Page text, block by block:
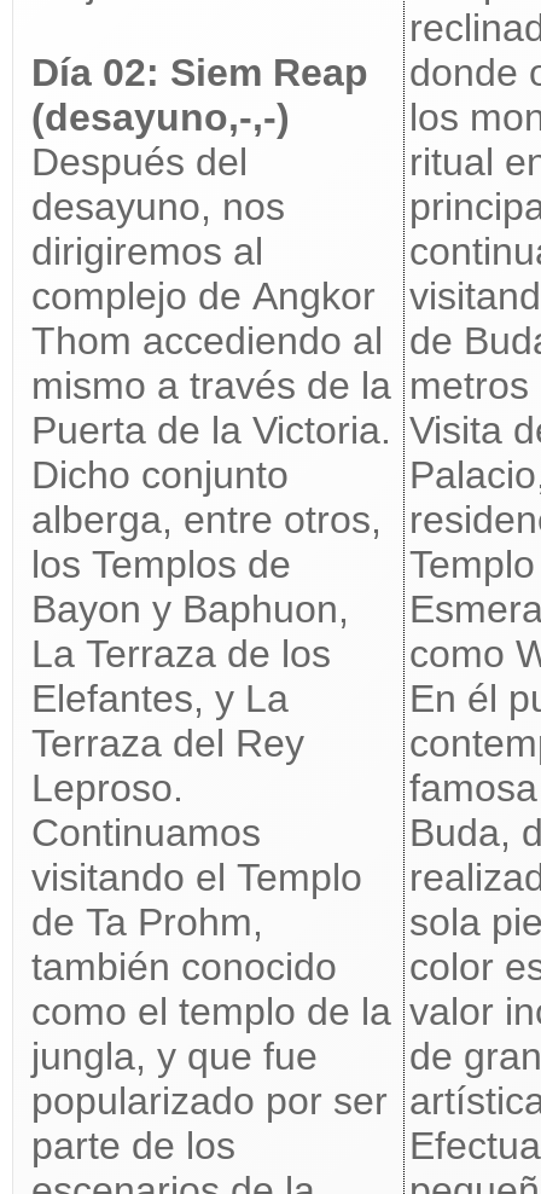
Día 02: Siem Reap
(desayuno,-,-)
Después del
desayuno, nos
dirigiremos al
complejo de Angkor
Thom accediendo al
mismo a través de la
Puerta de la Victoria.
Dicho conjunto
alberga, entre otros,
los Templos de
Bayon y Baphuon,
La Terraza de los
Elefantes, y La
Terraza del Rey
Leproso.
Continuamos
visitando el Templo
de Ta Prohm,
también conocido
como el templo de la
jungla, y que fue
popularizado por ser
parte de los
donde
los
ritual
de
metros
Visita
como
En él
Buda,
sola
color
valor
de